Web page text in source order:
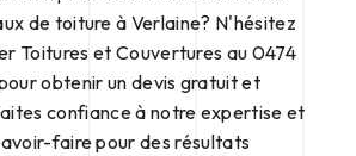
de toiture à Verlaine? N'hésitez
Toitures et Couvertures au 0474
obtenir un devis gratuit et
confiance à notre expertise et
faire pour des résultats